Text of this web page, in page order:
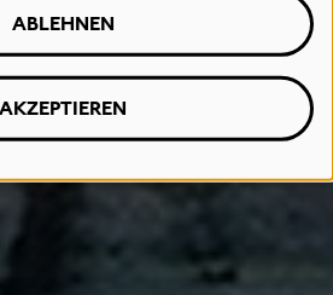
ABLEHNEN
AKZEPTIEREN